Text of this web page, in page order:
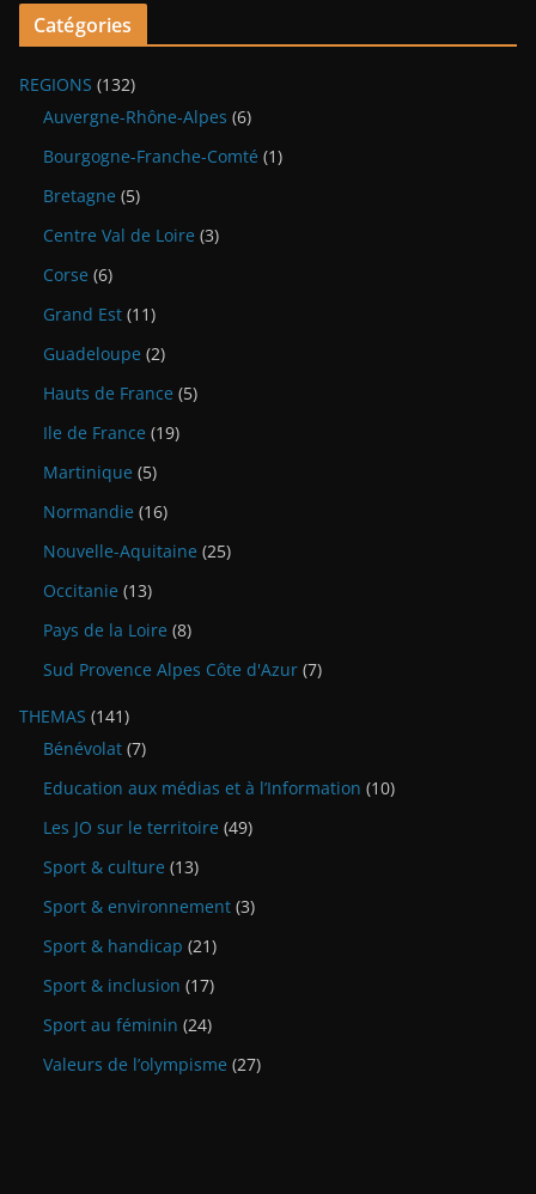
Catégories
REGIONS (132)
Auvergne-Rhône-Alpes (6)
Bourgogne-Franche-Comté (1)
Bretagne (5)
Centre Val de Loire (3)
Corse (6)
Grand Est (11)
Guadeloupe (2)
Hauts de France (5)
Ile de France (19)
Martinique (5)
Normandie (16)
Nouvelle-Aquitaine (25)
Occitanie (13)
Pays de la Loire (8)
Sud Provence Alpes Côte d'Azur (7)
THEMAS (141)
Bénévolat (7)
Education aux médias et à l’Information (10)
Les JO sur le territoire (49)
Sport & culture (13)
Sport & environnement (3)
Sport & handicap (21)
Sport & inclusion (17)
Sport au féminin (24)
Valeurs de l’olympisme (27)